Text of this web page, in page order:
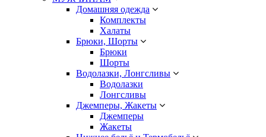
Домашняя одежда
Комплекты
Халаты
Брюки, Шорты
Брюки
Шорты
Водолазки, Лонгсливы
Водолазки
Лонгсливы
Джемперы, Жакеты
Джемперы
Жакеты